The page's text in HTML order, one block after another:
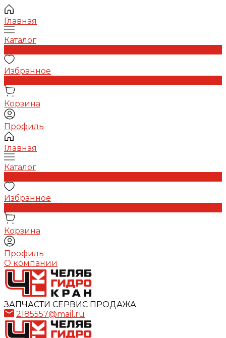
Главная
Каталог
Избранное
Корзина
Профиль
Главная
Каталог
Избранное
Корзина
Профиль
О компании
ЗАПЧАСТИ СЕРВИС ПРОДАЖА
2185557@mail.ru